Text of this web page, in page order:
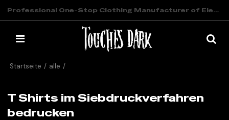
Professional One-Stop Clothing Manufacturer of Elevated Streetwear
Startseite / alle /
T Shirts im Siebdruckverfahren
bedrucken